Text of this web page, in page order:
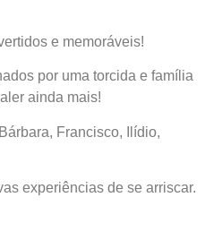
e memoráveis!
por uma torcida e família
ainda mais!
Francisco, Ilídio,
experiências de se arriscar.